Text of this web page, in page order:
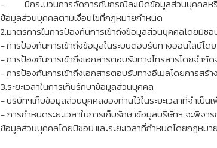
- มีกระบวนการจัดการกับกรณีละเมิดข้อมูลส่วนบุคคลหรื
ข้อมูลส่วนบุคคลตามเงื่อนไขที่กฎหมายกำหนด
2.มาตรการในการป้องกันการเข้าถึงข้อมูลส่วนบุคคลโดยมิชอ
- การป้องกันการเข้าถึงข้อมูลในระบบตอบรับทางออนไลน์โ
- การป้องกันการเข้าถึงเอกสารตอบรับทางโทรสารโดยจำ
- การป้องกันการเข้าถึงเอกสารตอบรับทางอีเมลโดยการสร้
3.ระยะเวลาในการเก็บรักษาข้อมูลส่วนบุคคล­
- บริษัทฯเก็บข้อมูลส่วนบุคคลของท่านไว้ในระยะเวลาที่จำเป็
- การกำหนดระยะเวลาในการเก็บรักษาข้อมูลบริษัทฯ จะพิจ
ข้อมูลส่วนบุคคลโดยมิชอบ และระยะเวลาที่กำหนดโดยกฎหมา